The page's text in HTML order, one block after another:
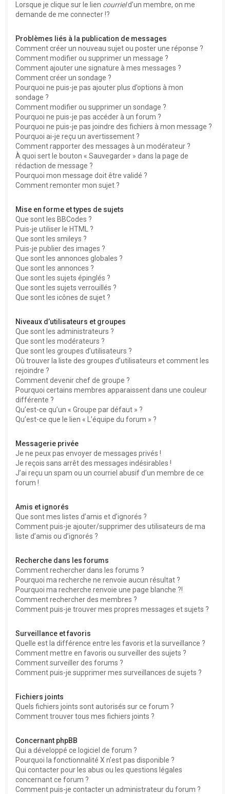
Lorsque je clique sur le lien courrield’un membre, on me
demande de me connecter !?
Problèmes liés à la publication de messages
Comment créer un nouveau sujet ou poster une réponse ?
Comment modifier ou supprimer un message ?
Comment ajouter une signature à mes messages ?
Comment créer un sondage ?
Pourquoi ne puis-je pas ajouter plus d’options à mon
sondage ?
Comment modifier ou supprimer un sondage ?
Pourquoi ne puis-je pas accéder à un forum ?
Pourquoi ne puis-je pas joindre des fichiers à mon message ?
Pourquoi ai-je reçu un avertissement ?
Comment rapporter des messages à un modérateur ?
À quoi sert le bouton « Sauvegarder » dans la page de
rédaction de message ?
Pourquoi mon message doit être validé ?
Comment remonter mon sujet ?
Mise en forme et types de sujets
Que sont les BBCodes ?
Puis-je utiliser le HTML ?
Que sont les smileys ?
Puis-je publier des images ?
Que sont les annonces globales ?
Que sont les annonces ?
Que sont les sujets épinglés ?
Que sont les sujets verrouillés ?
Que sont les icônes de sujet ?
Niveaux d’utilisateurs et groupes
Que sont les administrateurs ?
Que sont les modérateurs ?
Que sont les groupes d’utilisateurs ?
Où trouver la liste des groupes d’utilisateurs et comment les
rejoindre ?
Comment devenir chef de groupe ?
Pourquoi certains membres apparaissent dans une couleur
différente ?
Qu’est-ce qu’un « Groupe par défaut » ?
Qu’est-ce que le lien « L’équipe du forum » ?
Messagerie privée
Je ne peux pas envoyer de messages privés !
Je reçois sans arrêt des messages indésirables !
J’ai reçu un spam ou un courriel abusif d’un membre de ce
forum !
Amis et ignorés
Que sont mes listes d’amis et d’ignorés ?
Comment puis-je ajouter/supprimer des utilisateurs de ma
liste d’amis ou d’ignorés ?
Recherche dans les forums
Comment rechercher dans les forums ?
Pourquoi ma recherche ne renvoie aucun résultat ?
Pourquoi ma recherche renvoie une page blanche ?!
Comment rechercher des membres ?
Comment puis-je trouver mes propres messages et sujets ?
Surveillance et favoris
Quelle est la différence entre les favoris et la surveillance ?
Comment mettre en favoris ou surveiller des sujets ?
Comment surveiller des forums ?
Comment puis-je supprimer mes surveillances de sujets ?
Fichiers joints
Quels fichiers joints sont autorisés sur ce forum ?
Comment trouver tous mes fichiers joints ?
Concernant phpBB
Qui a développé ce logiciel de forum ?
Pourquoi la fonctionnalité X n’est pas disponible ?
Qui contacter pour les abus ou les questions légales
concernant ce forum ?
Comment puis-je contacter un administrateur du forum ?